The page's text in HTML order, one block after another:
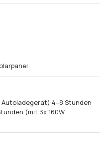
Autoladegerät) 4–8 Stunden
(mit 3x 160W